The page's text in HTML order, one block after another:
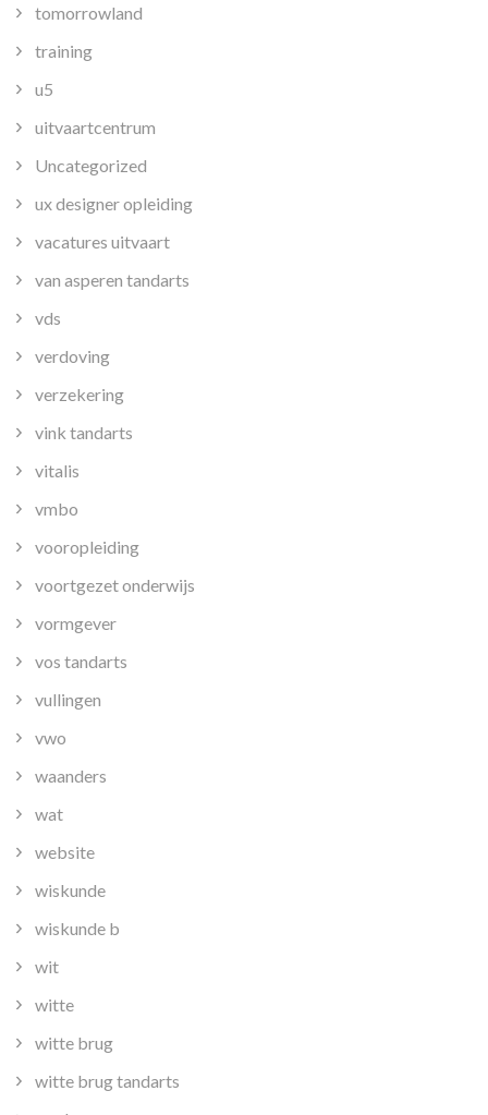
tomorrowland
training
u5
uitvaartcentrum
Uncategorized
ux designer opleiding
vacatures uitvaart
van asperen tandarts
vds
verdoving
verzekering
vink tandarts
vitalis
vmbo
vooropleiding
voortgezet onderwijs
vormgever
vos tandarts
vullingen
vwo
waanders
wat
website
wiskunde
wiskunde b
wit
witte
witte brug
witte brug tandarts